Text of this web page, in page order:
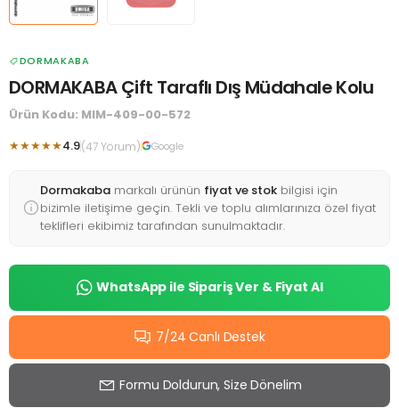
DORMAKABA
DORMAKABA Çift Taraflı Dış Müdahale Kolu
Ürün Kodu: MIM-409-00-572
★★★★★4.9(47 Yorum) Google
Dormakaba markalı ürünün fiyat ve stok bilgisi için
bizimle iletişime geçin. Tekli ve toplu alımlarınıza özel fiyat
teklifleri ekibimiz tarafından sunulmaktadır.
WhatsApp ile Sipariş Ver & Fiyat Al
7/24 Canlı Destek
Formu Doldurun, Size Dönelim